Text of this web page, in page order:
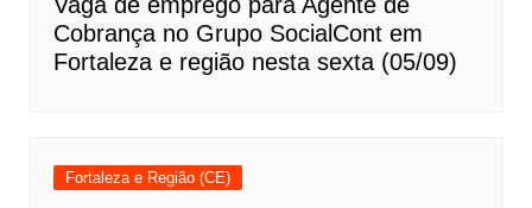
Cobrança no Grupo SocialCont em
Fortaleza e região nesta sexta (05/09)
Fortaleza e Região (CE)